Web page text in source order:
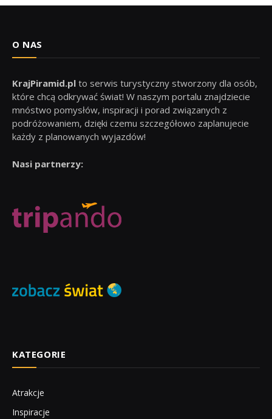
O NAS
KrajPiramid.pl to serwis turystyczny stworzony dla osób,
które chcą odkrywać świat! W naszym portalu znajdziecie
mnóstwo pomysłów, inspiracji i porad związanych z
podróżowaniem, dzięki czemu szczegółowo zaplanujecie
każdy z planowanych wyjazdów!
Nasi partnerzy:
KATEGORIE
Atrakcje
Inspiracje